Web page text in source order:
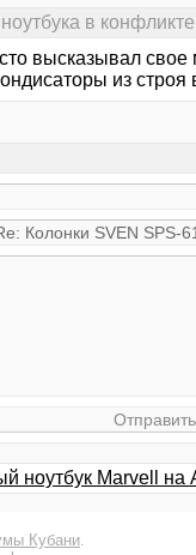
в конфликте
высказывал свое
из
ноутбук Marvell на
Кубани.